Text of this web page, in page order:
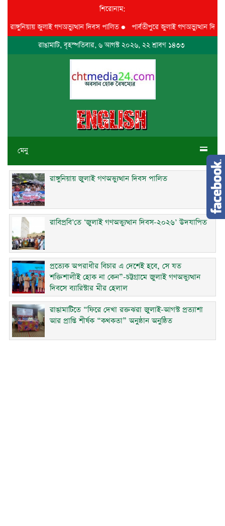
শিরোনাম:
জুলাই গণঅভ্যুত্থান দিবস পালিত●পার্বতীপুরে জুলাই গণঅভ্যুত্থান দিবস পালন
রাঙামাটি, বৃহস্পতিবার, ৬ আগস্ট ২০২৬, ২২ শ্রাবণ ১৪৩৩
মেনু
রাঙ্গুনিয়ায় জুলাই গণঅভ্যুত্থান দিবস পালিত
রাবিপ্রবি’তে ‘জুলাই গণঅভ্যুত্থান দিবস-২০২৬’ উদযাপিত
প্রত্যেক অপরাধীর বিচার এ দেশেই হবে, সে যত
শক্তিশালীই হোক না কেন”-চট্টগ্রামে জুলাই গণঅভ্যুত্থান
দিবসে ব্যারিস্টার মীর হেলাল
রাঙামাটিতে “ফিরে দেখা রক্তঝরা জুলাই-আগস্ট প্রত্যাশা
আর প্রাপ্তি শীর্ষক “কথকতা” অনুষ্ঠান অনুষ্ঠিত